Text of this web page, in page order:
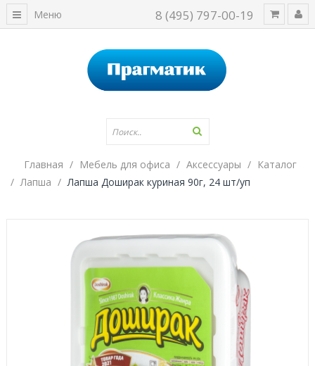
8 (495) 797-00-19
Меню
Главная Мебель для офиса Аксессуары
Каталог
Лапша
Лапша Доширак куриная 90г, 24 шт/уп